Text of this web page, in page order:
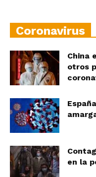
Coronavirus
China
otros
en la